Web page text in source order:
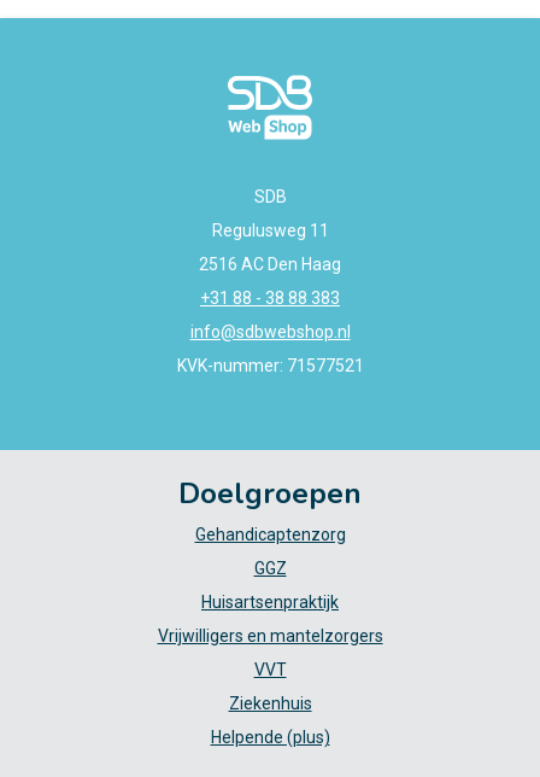
SDB
Regulusweg 11
2516 AC Den Haag
+31 88 - 38 88 383
info@sdbwebshop.nl
KVK-nummer: 71577521
Doelgroepen
Gehandicaptenzorg
GGZ
Huisartsenpraktijk
Vrijwilligers en mantelzorgers
VVT
Ziekenhuis
Helpende (plus)